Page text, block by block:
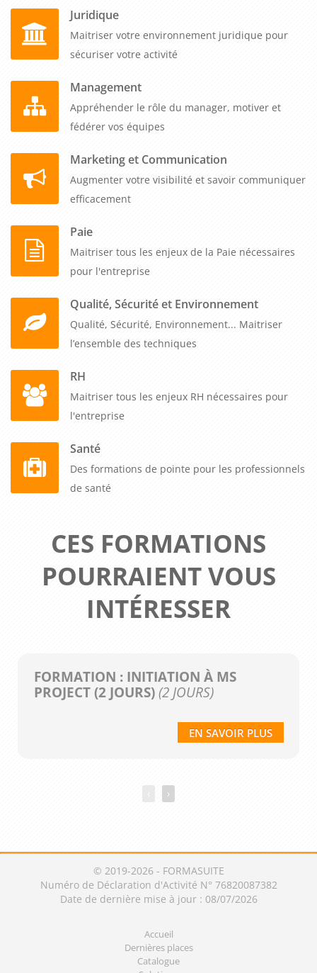
Juridique
Maitriser votre environnement juridique pour
sécuriser votre activité
Management
Appréhender le rôle du manager, motiver et
fédérer vos équipes
Marketing et Communication
Augmenter votre visibilité et savoir communiquer
efficacement
Paie
Maitriser tous les enjeux de la Paie nécessaires
pour l'entreprise
Qualité, Sécurité et Environnement
Qualité, Sécurité, Environnement... Maitriser
l’ensemble des techniques
RH
Maitriser tous les enjeux RH nécessaires pour
l'entreprise
Santé
Des formations de pointe pour les professionnels
de santé
CES FORMATIONS
POURRAIENT VOUS
INTÉRESSER
FORMATION : INITIATION À MS
PROJECT (2 JOURS)(2 JOURS)
EN SAVOIR PLUS
›
© 2019-2026 - FORMASUITE
Numéro de Déclaration d'Activité N° 76820087382
Date de dernière mise à jour : 08/07/2026
Accueil
Dernières places
Catalogue